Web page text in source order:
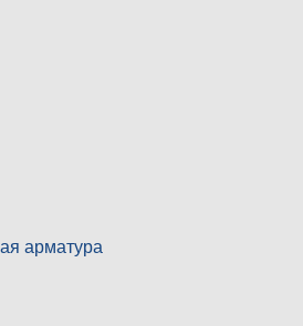
арматура